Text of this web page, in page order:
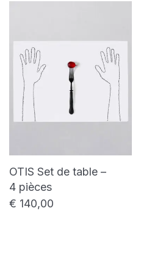
OTIS Set de table –
4 pièces
€ 140,00